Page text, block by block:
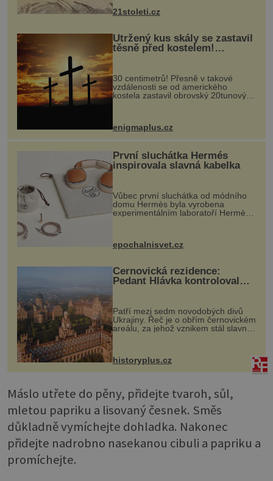
nohou, a způsobuje bole...
21stoleti.cz
Utržený kus skály se zastavil
těsně před kostelem!
Ochránila ho boží síla?
30 centimetrů! Přesně v takové
vzdálenosti se od amerického
kostela zastavil obrovský 20tunový
...
enigmaplus.cz
První sluchátka Hermés
inspirovala slavná kabelka
Vůbec první sluchátka od módního
domu Hermès byla vyrobena
experimentálním laboratoří Hermès
kovový...
epochalnisvet.cz
Černovická rezidence:
Pedant Hlávka kontroloval
Patří mezi sedm novodobých divů
Ukrajiny. Řeč je o obřím černovickém
areálu, za jehož vznikem stál slavný
český architekt Josef Hlávka. Ten si
na něm dal mimořádně záležet. Jeho
historyplus.cz
Máslo utřete do pěny, přidejte tvaroh, sůl,
mletou papriku a lisovaný česnek. Směs
důkladně vymíchejte dohladka. Nakonec
přidejte nadrobno nasekanou cibuli a papriku a
promíchejte.